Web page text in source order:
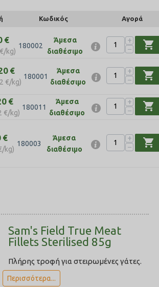
Κωδικός Αγορά
€
€/kg)
180002
Άμεσα
διαθέσιμο
+
−
shopping_cart
€
€/kg)
180001
Άμεσα
διαθέσιμο
+
−
shopping_cart
€
€/kg)
180011
Άμεσα
διαθέσιμο
+
−
shopping_cart
€
/kg)
180003
Άμεσα
διαθέσιμο
+
−
shopping_cart
Sam's Field True Meat
Fillets Sterilised 85g
Πλήρης τροφή για στειρωμένες γάτες.
Περισσότερα...